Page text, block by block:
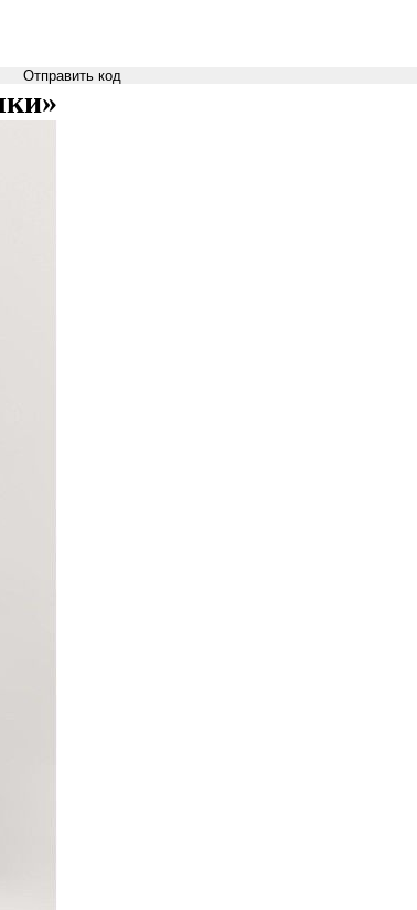
Отправить код